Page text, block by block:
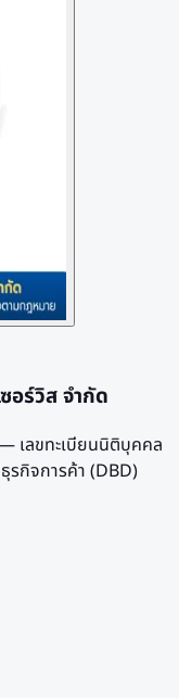
อร์วิส จำกัด
เลขทะเบียนนิติบุคคล
กิจการค้า (DBD)